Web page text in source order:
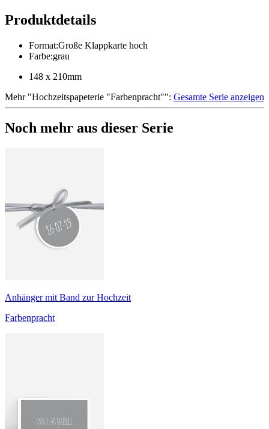
Produktdetails
Format:Große Klappkarte hoch
Farbe:grau
148 x 210mm
Mehr"Hochzeitspapeterie "Farbenpracht"": Gesamte Serie anzeigen
Noch mehr aus dieser Serie
Anhänger mit Band zur Hochzeit
Farbenpracht